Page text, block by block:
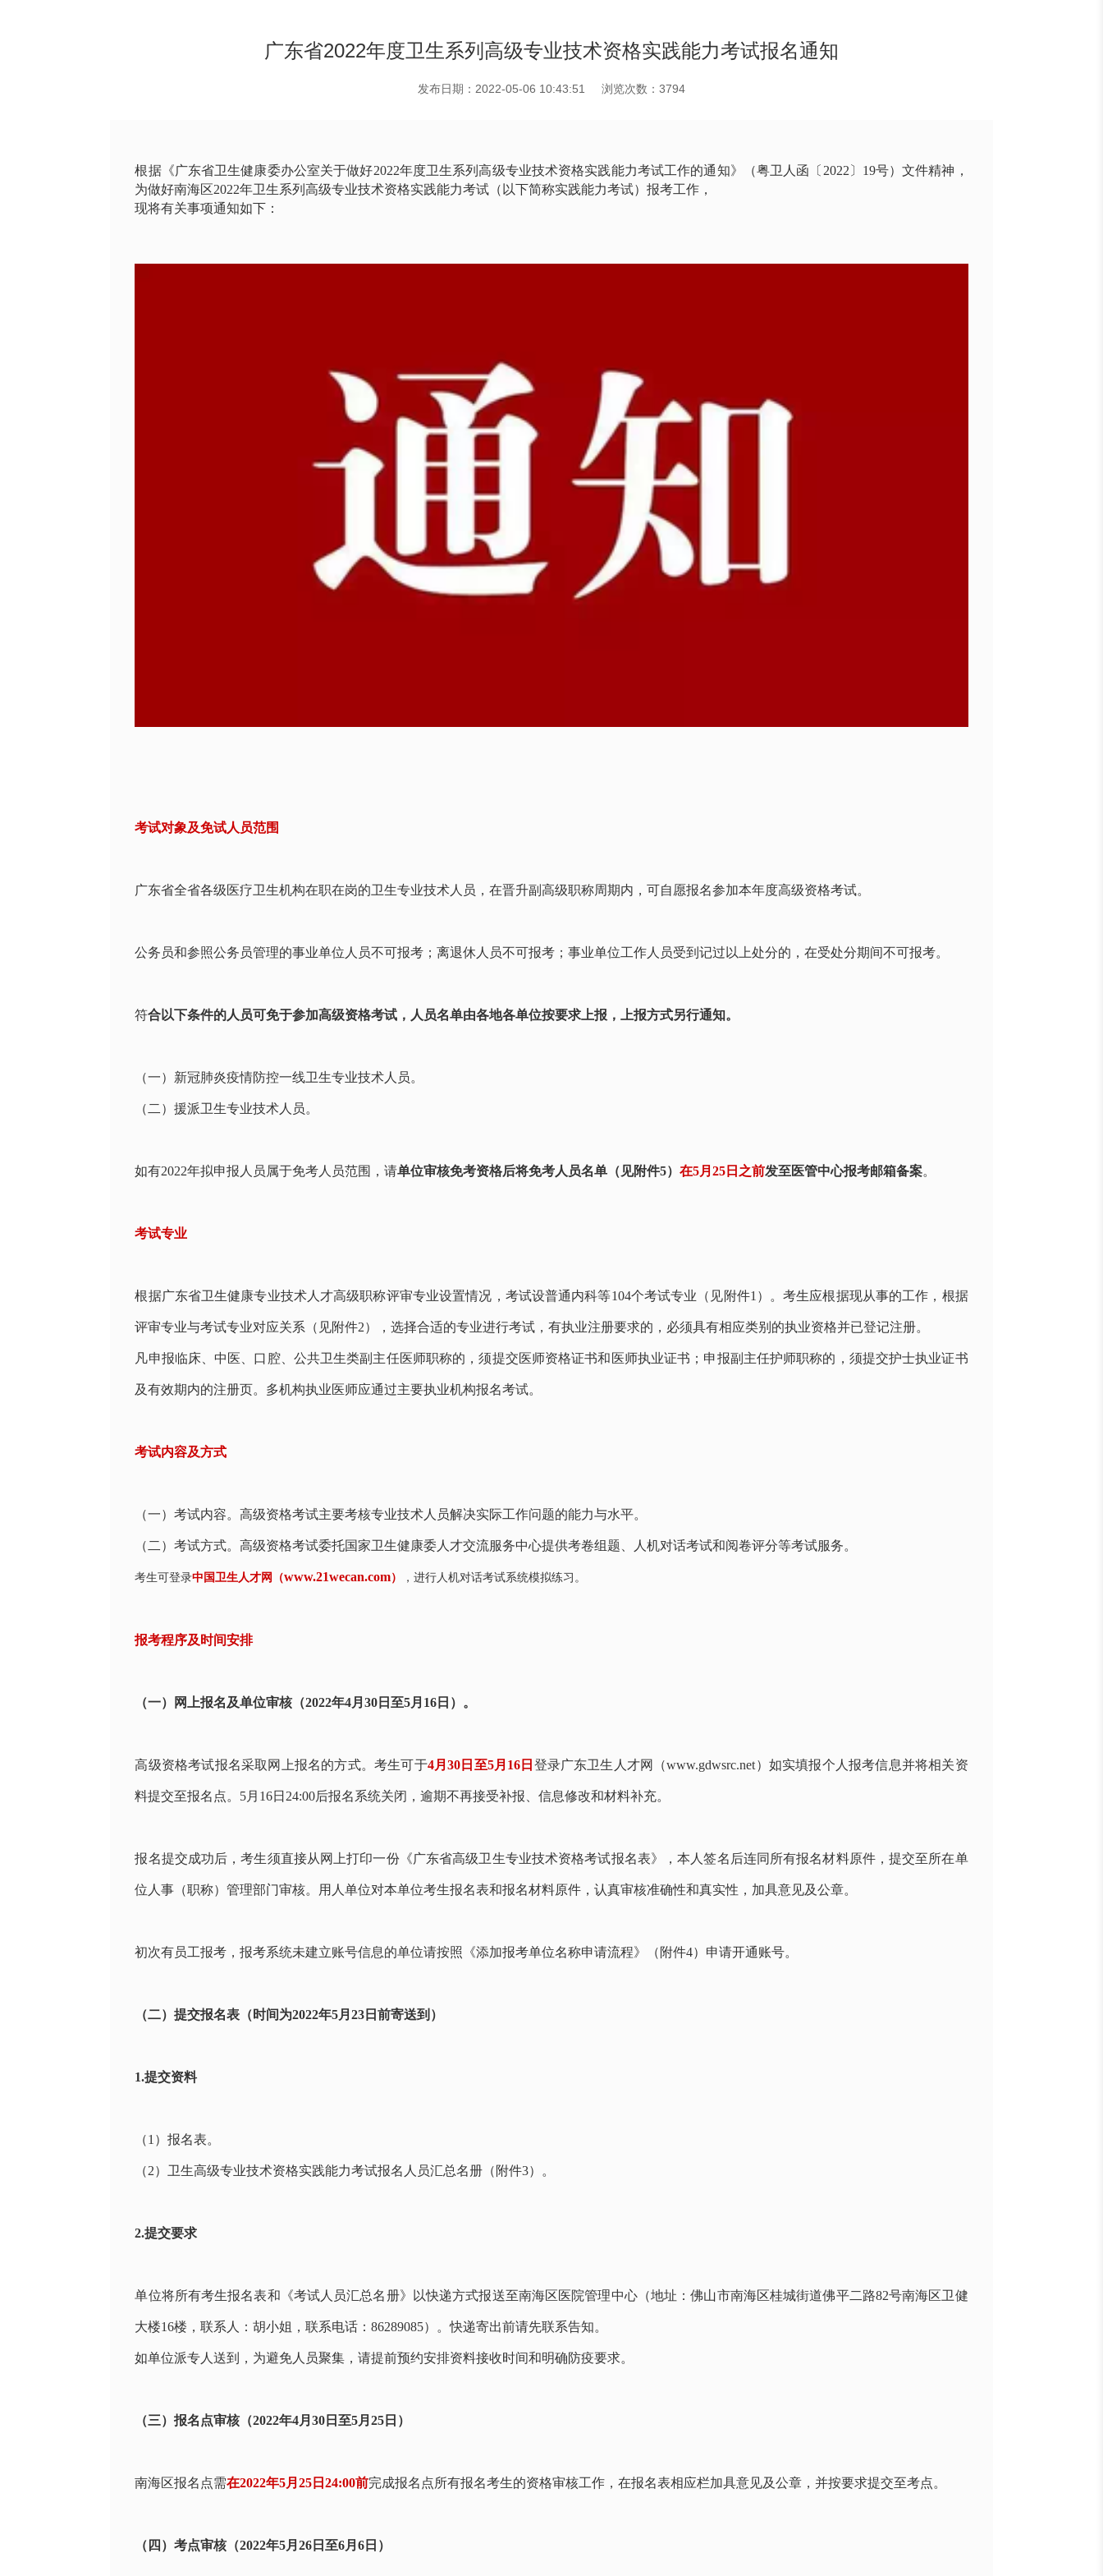
广东省2022年度卫生系列高级专业技术资格实践能力考试报名通知
发布日期：2022-05-06 10:43:51 浏览次数：3794
根据《广东省卫生健康委办公室关于做好2022年度卫生系列高级专业技术资格实践能力考试工作的通知》（粤卫人函〔 2022 〕 19号）文件精神，
为做好南海区2022年卫生系列高级专业技术资格实践能力考试（以下简称实践能力考试）报考工作，
现将有关事项通知如下：
考试对象及免试人员范围
广东省全省各级医疗卫生机构在职在岗的卫生专业技术人员，在晋升副高级职称周期内，可自愿报名参加本年度高级资格考试。
公务员和参照公务员管理的事业单位人员不可报考；离退休人员不可报考；事业单位工作人员受到记过以上处分的，在受处分期间不可报考。
符合以下条件的人员可免于参加高级资格考试，人员名单由各地各单位按要求上报，上报方式另行通知。
（一）新冠肺炎疫情防控一线卫生专业技术人员。
（二）援派卫生专业技术人员。
如有2022年拟申报人员属于免考人员范围，请单位审核免考资格后将免考人员名单（见附件5）在5月25 日之前发至医管中心报考邮箱备案。
考试专业
根据广东省卫生健康专业技术人才高级职称评审专业设置情况，考试设普通内科等104个考试专业（见附件1 ）。考生应根据现从事的工作，根据
评审专业与考试专业对应关系（见附件2），选择合适的专业进行考试，有执业注册要求的，必须具有相应类别的执业资格并已登记注册。
凡申报临床、中医、口腔、公共卫生类副主任医师职称的，须提交医师资格证书和医师执业证书；申报副主任护师职称的，须提交护士执业证书
及有效期内的注册页。多机构执业医师应通过主要执业机构报名考试。
考试内容及方式
（一）考试内容。高级资格考试主要考核专业技术人员解决实际工作问题的能力与水平。
（二）考试方式。高级资格考试委托国家卫生健康委人才交流服务中心提供考卷组题、人机对话考试和阅卷评分等考试服务。
考生可登录中国卫生人才网（www.21wecan.com） ，进行人机对话考试系统模拟练习。
报考程序及时间安排
（一）网上报名及单位审核（2022年4月30日至5月16日）。
高级资格考试报名采取网上报名的方式。考生可于4月30日至5月16 日 登录广东卫生人才网（www.gdwsrc.net）如实填报个人报考信息并将相关资
料提交至报名点。 5月 16日 24:00后报名系统关闭，逾期不再接受补报、信息修改和材料补充。
报名提交成功后，考生须直接从网上打印一份《广东省高级卫生专业技术资格考试报名表》，本人签名后连同所有报名材料原件，提交至所在单
位人事（职称）管理部门审核。用人单位对本单位考生报名表和报名材料原件，认真审核准确性和真实性，加具意见及公章。
初次有员工报考，报考系统未建立账号信息的单位请按照《添加报考单位名称申请流程》（附件4）申请开通账号。
（二）提交报名表（时间为2022年5月23日前寄送到）
1.提交资料
（1 ）报名表。
（2）卫生高级专业技术资格实践能力考试报名人员汇总名册（附件3）。
2.提交要求
单位将所有考生报名表和《考试人员汇总名册》以快递方式报送至南海区医院管理中心（地址：佛山市南海区桂城街道佛平二路82号南海区卫健
大楼16楼，联系人：胡小姐，联系电话：86289085）。快递寄出前请先联系告知。
如单位派专人送到，为避免人员聚集，请提前预约安排资料接收时间和明确防疫要求。
（三）报名点审核（2022年4月30日至5月25日）
南海区报名点需在2022年5月25日24:00前完成报名点所有报名考生的资格审核工作，在报名表相应栏加具意见及公章，并按要求提交至考点。
（四）考点审核（2022年5月26日至6月6日）